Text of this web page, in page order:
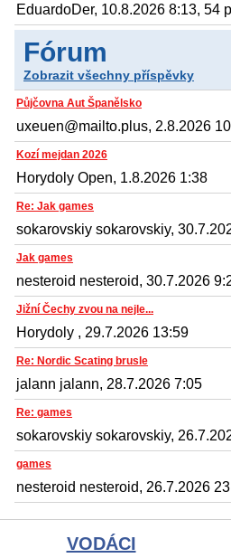
EduardoDer, 10.8.2026 8:13, 54
Fórum
Zobrazit všechny příspěvky
Půjčovna Aut Španělsko
uxeuen@mailto.plus, 2.8.2026
Kozí mejdan 2026
Horydoly Open, 1.8.2026 1:38
Re: Jak games
sokarovskiy sokarovskiy,
Jak games
nesteroid nesteroid, 30.7.2026
Jižní Čechy zvou na nejle...
Horydoly , 29.7.2026 13:59
Re: Nordic Scating brusle
jalann jalann, 28.7.2026 7:05
Re: games
sokarovskiy sokarovskiy,
games
nesteroid nesteroid, 26.7.2026
VODÁCI